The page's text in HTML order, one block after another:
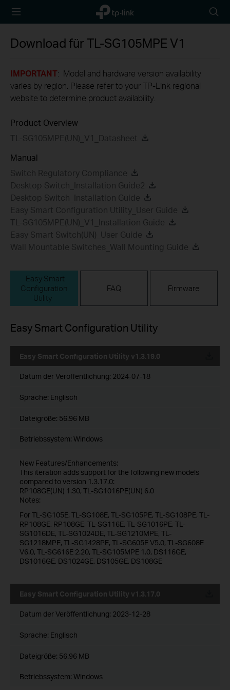
TP-Link,
Reliably
icon
Download fürTL-SG105MPE V1
IMPORTANT: Model and hardware version availability
varies by region. Please refer to your TP-Link regional
website to determine product availability.
Product Overview
TL-SG105MPE(UN)_V1_Datasheet
Manual
Switch Regulatory Compliance
Desktop Switch_Installation Guide2
Desktop Switch_Installation Guide
Easy Smart Configuration Utility_User Guide
TL-SG105MPE(UN)_V1_Installation Guide
Easy Smart Switch(UN)_User Guide
Wall Mountable Switches_Wall Mounting Guide
Easy Smart
Configuration
Utility
FAQ Firmware
Easy Smart Configuration Utility
Easy Smart Configuration Utility v1.3.19.0
Datum der Veröffentlichung: 2024-07-18
Sprache: Englisch
Dateigröße: 56.96 MB
Betriebssystem: Windows
New Features/Enhancements:
This iteration adds support for the following new models
compared to version 1.3.17.0:
RP108GE(UN) 1.30, TL-SG1016PE(UN) 6.0
Notes:
For TL-SG105E, TL-SG108E, TL-SG105PE, TL-SG108PE, TL-
RP108GE, RP108GE, TL-SG116E, TL-SG1016PE, TL-
SG1016DE, TL-SG1024DE, TL-SG1210MPE, TL-
SG1218MPE, TL-SG1428PE, TL-SG605E V5.0, TL-SG608E
V6.0, TL-SG616E 2.20, TL-SG105MPE 1.0, DS116GE,
DS1016GE, DS1024GE, DS105GE, DS108GE
Easy Smart Configuration Utility v1.3.17.0
Datum der Veröffentlichung: 2023-12-28
Sprache: Englisch
Dateigröße: 56.96 MB
Betriebssystem: Windows